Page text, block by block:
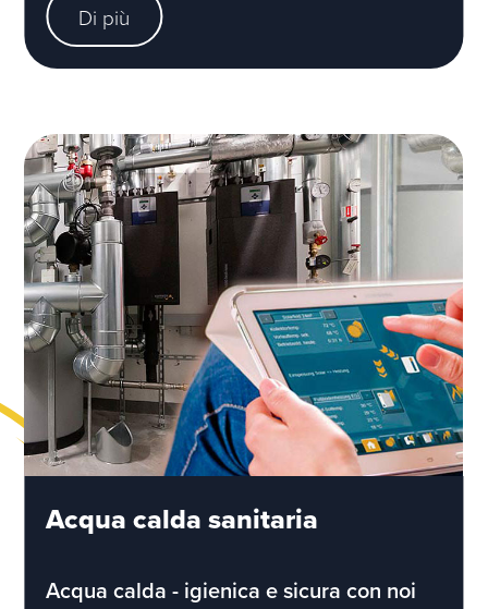
Di più
Acqua calda sanitaria
Acqua calda - igienica e sicura con noi